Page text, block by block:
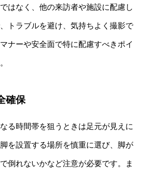
はなく、他の来訪者や施設に配慮し
トラブルを避け、気持ちよく撮影で
ナーや安全面で特に配慮すべきポイ
確保
る時間帯を狙うときは足元が見えに
を設置する場所を慎重に選び、脚が
倒れないかなど注意が必要です。ま